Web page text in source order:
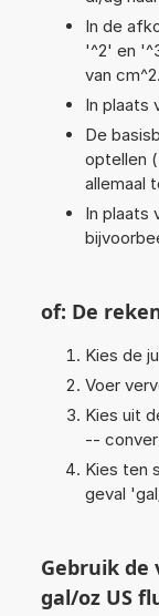
In de
'^2' en
van cm^2.
In plaats
De
optellen
allemaal
In plaats
of: De
Kies de
Voer
Kies uit
--
Kies ten
geval '
Gebruik de
gal/oz US